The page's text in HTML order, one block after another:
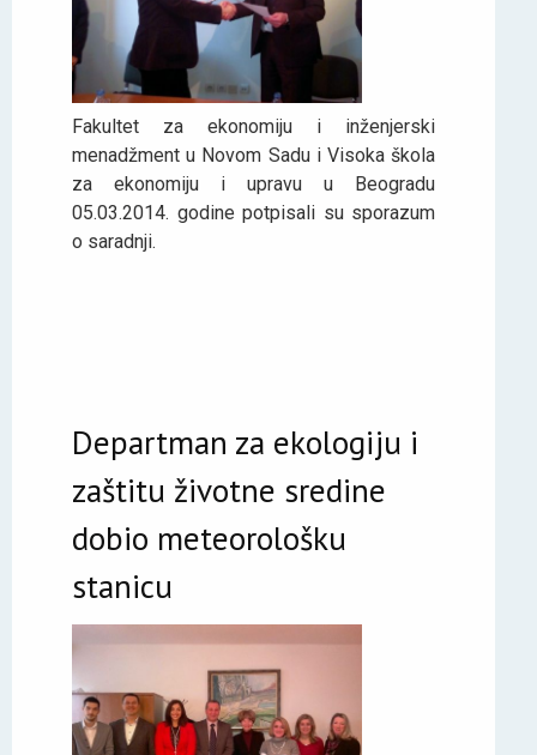
Fakultet za ekonomiju i inženjerski
menadžment u Novom Sadu i Visoka škola
za ekonomiju i upravu u Beogradu
05.03.2014. godine potpisali su sporazum
o saradnji.
Departman za ekologiju i
zaštitu životne sredine
dobio meteorološku
stanicu